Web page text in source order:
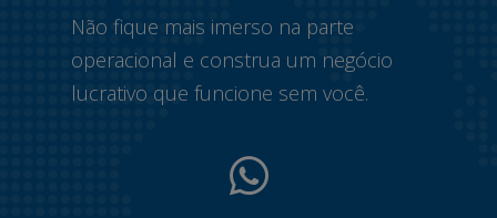
Não fique mais imerso na parte
operacional e construa um negócio
lucrativo que funcione sem você.